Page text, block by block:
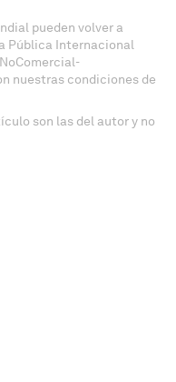
pueden volver a
Pública Internacional
nuestras condiciones de
son las del autor y no